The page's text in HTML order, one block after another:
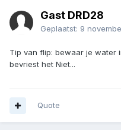
Gast DRD28
Geplaatst: 9
Tip van flip: bewaar je water
bevriest het Niet...
Quote